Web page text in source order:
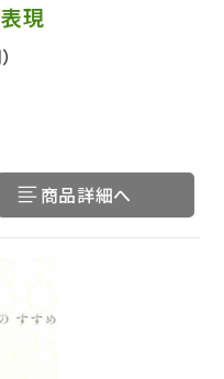
現
商品詳細へ